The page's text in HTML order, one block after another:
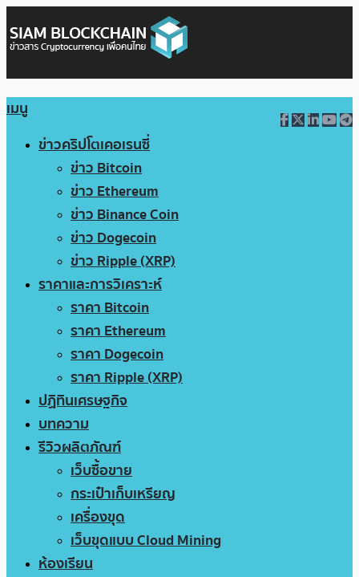
เมนู
ข่าวคริปโตเคอเรนซี่
ข่าว Bitcoin
ข่าว Ethereum
ข่าว Binance Coin
ข่าว Dogecoin
ข่าว Ripple (XRP)
ราคาและการวิเคราะห์
ราคา Bitcoin
ราคา Ethereum
ราคา Dogecoin
ราคา Ripple (XRP)
ปฏิทินเศรษฐกิจ
บทความ
รีวิวผลิตภัณฑ์
เว็บซื้อขาย
กระเป๋าเก็บเหรียญ
เครื่องขุด
เว็บขุดแบบ Cloud Mining
ห้องเรียน